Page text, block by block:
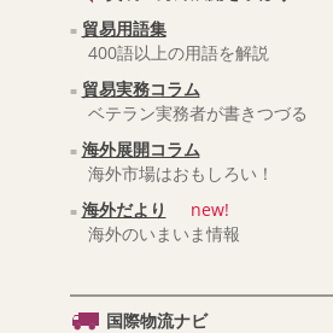
貿易用語集
400語以上の用語を解説
貿易実務コラム
ベテラン実務者が書きつづる
海外展開コラム
海外市場はおもしろい！
海外だより
new!
海外のいまいま情報
国際物流ナビ